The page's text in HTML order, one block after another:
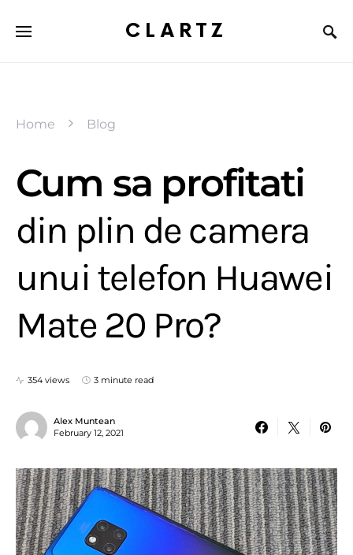
CLARTZ
Home Blog
Cum sa profitati
din plin de camera
unui telefon Huawei
Mate 20 Pro?
354 views 3 minute read
Alex Muntean
February 12, 2021